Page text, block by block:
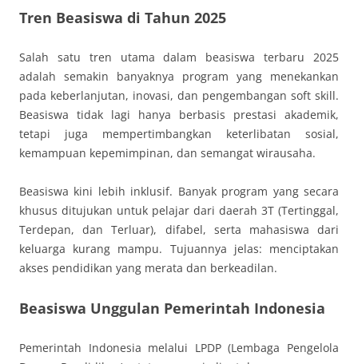
Tren Beasiswa di Tahun 2025
Salah satu tren utama dalam beasiswa terbaru 2025
adalah semakin banyaknya program yang menekankan
pada keberlanjutan, inovasi, dan pengembangan soft skill.
Beasiswa tidak lagi hanya berbasis prestasi akademik,
tetapi juga mempertimbangkan keterlibatan sosial,
kemampuan kepemimpinan, dan semangat wirausaha.
Beasiswa kini lebih inklusif. Banyak program yang secara
khusus ditujukan untuk pelajar dari daerah 3T (Tertinggal,
Terdepan, dan Terluar), difabel, serta mahasiswa dari
keluarga kurang mampu. Tujuannya jelas: menciptakan
akses pendidikan yang merata dan berkeadilan.
Beasiswa Unggulan Pemerintah Indonesia
Pemerintah Indonesia melalui LPDP (Lembaga Pengelola